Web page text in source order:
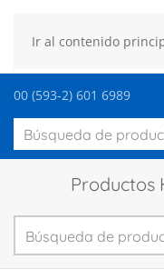
Ir al contenido
00 (593-2) 601 6989
Productos